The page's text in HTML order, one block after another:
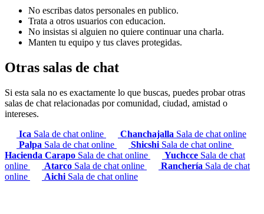
No escribas datos personales en publico.
Trata a otros usuarios con educacion.
No insistas si alguien no quiere continuar una charla.
Manten tu equipo y tus claves protegidas.
Otras salas de chat
Si esta sala no es exactamente lo que buscas, puedes probar otras
salas de chat relacionadas por comunidad, ciudad, amistad o
intereses.
Ica Sala de chat online Chanchajalla Sala de chat online
Palpa Sala de chat online Shicshi Sala de chat online
Hacienda Carapo Sala de chat online Yuchcce Sala de chat
online
Atarco Sala de chat online Ranchería Sala de chat
online
Aichi Sala de chat online